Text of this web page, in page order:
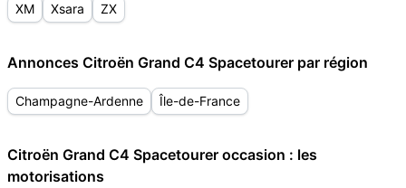
XM
Xsara ZX
Annonces Citroën Grand C4 Spacetourer par région
Champagne-Ardenne Île-de-France
Citroën Grand C4 Spacetourer occasion : les
motorisations